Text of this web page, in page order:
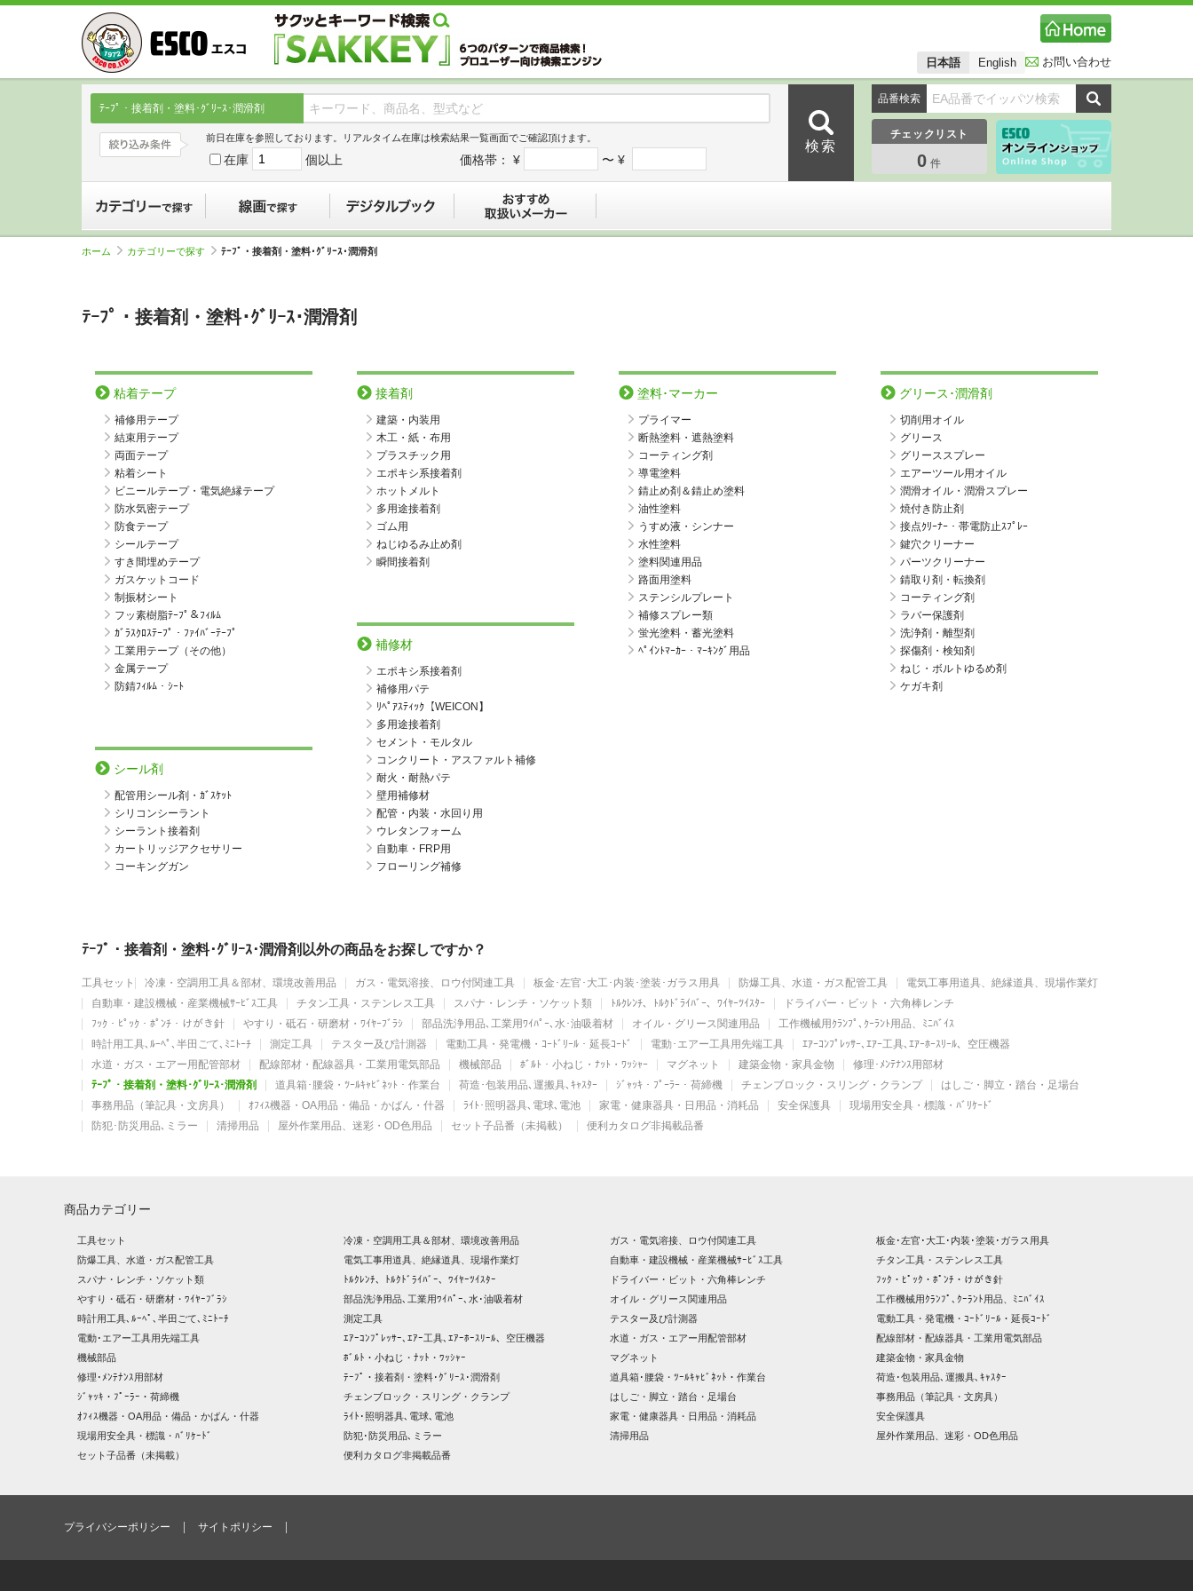
日本語 English お問い合わせ
ﾃｰﾌﾟ・接着剤・塗料･ｸﾞﾘｰｽ･潤滑剤
前日在庫を参照しております。リアルタイム在庫は検索結果一覧画面でご確認頂けます。
在庫 個以上 価格帯： ¥ 〜 ¥
品番検索
チェックリスト
0 件
ホーム カテゴリーで探す ﾃｰﾌﾟ・接着剤・塗料･ｸﾞﾘｰｽ･潤滑剤
ﾃｰﾌﾟ・接着剤・塗料･ｸﾞﾘｰｽ･潤滑剤
粘着テープ
補修用テープ
結束用テープ
両面テープ
粘着シート
ビニールテープ・電気絶縁テープ
防水気密テープ
防食テープ
シールテープ
すき間埋めテープ
ガスケットコード
制振材シート
フッ素樹脂ﾃｰﾌﾟ＆ﾌｨﾙﾑ
ｶﾞﾗｽｸﾛｽﾃｰﾌﾟ・ﾌｧｲﾊﾞｰﾃｰﾌﾟ
工業用テープ（その他）
金属テープ
防錆ﾌｨﾙﾑ・ｼｰﾄ
シール剤
配管用シール剤・ｶﾞｽｹｯﾄ
シリコンシーラント
シーラント接着剤
カートリッジアクセサリー
コーキングガン
接着剤
建築・内装用
木工・紙・布用
プラスチック用
エポキシ系接着剤
ホットメルト
多用途接着剤
ゴム用
ねじゆるみ止め剤
瞬間接着剤
補修材
エポキシ系接着剤
補修用パテ
ﾘﾍﾟｱｽﾃｨｯｸ【WEICON】
多用途接着剤
セメント・モルタル
コンクリート・アスファルト補修
耐火・耐熱パテ
壁用補修材
配管・内装・水回り用
ウレタンフォーム
自動車・FRP用
フローリング補修
塗料･マーカー
プライマー
断熱塗料・遮熱塗料
コーティング剤
導電塗料
錆止め剤＆錆止め塗料
油性塗料
うすめ液・シンナー
水性塗料
塗料関連用品
路面用塗料
ステンシルプレート
補修スプレー類
蛍光塗料・蓄光塗料
ﾍﾟｲﾝﾄﾏｰｶｰ・ﾏｰｷﾝｸﾞ用品
グリース･潤滑剤
切削用オイル
グリース
グリーススプレー
エアーツール用オイル
潤滑オイル・潤滑スプレー
焼付き防止剤
接点ｸﾘｰﾅｰ・帯電防止ｽﾌﾟﾚｰ
鍵穴クリーナー
パーツクリーナー
錆取り剤・転換剤
コーティング剤
ラバー保護剤
洗浄剤・離型剤
探傷剤・検知剤
ねじ・ボルトゆるめ剤
ケガキ剤
ﾃｰﾌﾟ・接着剤・塗料･ｸﾞﾘｰｽ･潤滑剤以外の商品をお探しですか？
工具セット 冷凍・空調用工具＆部材、環境改善用品 ガス・電気溶接、ロウ付関連工具 板金･左官･大工･内装･塗装･ガラス用具 防爆工具、水道・ガス配管工具
電気工事用道具、絶縁道具、現場作業灯
自動車・建設機械・産業機械ｻｰﾋﾞｽ工具
チタン工具・ステンレス工具 スパナ・レンチ・ソケット類 ﾄﾙｸﾚﾝﾁ、ﾄﾙｸﾄﾞﾗｲﾊﾞｰ、ﾜｲﾔｰﾂｲｽﾀｰ
ドライバー・ビット・六角棒レンチ
ﾌｯｸ・ﾋﾟｯｸ・ﾎﾟﾝﾁ・けがき針
やすり・砥石・研磨材・ﾜｲﾔｰﾌﾞﾗｼ 部品洗浄用品､工業用ﾜｲﾊﾟｰ､水･油吸着材 オイル・グリース関連用品
工作機械用ｸﾗﾝﾌﾟ､ｸｰﾗﾝﾄ用品、ﾐﾆﾊﾞｲｽ
時計用工具､ﾙｰﾍﾟ､半田ごて､ﾐﾆﾄｰﾁ
測定工具 テスター及び計測器 電動工具・発電機・ｺｰﾄﾞﾘｰﾙ・延長ｺｰﾄﾞ 電動･エアー工具用先端工具
ｴｱｰｺﾝﾌﾟﾚｯｻｰ､ｴｱｰ工具､ｴｱｰﾎｰｽﾘｰﾙ、空圧機器
水道・ガス・エアー用配管部材
配線部材・配線器具・工業用電気部品 機械部品 ﾎﾞﾙﾄ・小ねじ・ﾅｯﾄ・ﾜｯｼｬｰ マグネット 建築金物・家具金物
修理･ﾒﾝﾃﾅﾝｽ用部材
ﾃｰﾌﾟ・接着剤・塗料･ｸﾞﾘｰｽ･潤滑剤
道具箱･腰袋・ﾂｰﾙｷｬﾋﾞﾈｯﾄ・作業台 荷造･包装用品､運搬具､ｷｬｽﾀｰ ｼﾞｬｯｷ・ﾌﾟｰﾗｰ・荷締機 チェンブロック・スリング・クランプ
はしご・脚立・踏台・足場台
事務用品（筆記具・文房具）
ｵﾌｨｽ機器・OA用品・備品・かばん・什器 ﾗｲﾄ･照明器具､電球､電池 家電・健康器具・日用品・消耗品 安全保護具
現場用安全具・標識・ﾊﾞﾘｹｰﾄﾞ
防犯･防災用品､ミラー
清掃用品 屋外作業用品、迷彩・OD色用品 セット子品番（未掲載） 便利カタログ非掲載品番
商品カテゴリー
工具セット 冷凍・空調用工具＆部材、環境改善用品 ガス・電気溶接、ロウ付関連工具
板金･左官･大工･内装･塗装･ガラス用具
防爆工具、水道・ガス配管工具
電気工事用道具、絶縁道具、現場作業灯 自動車・建設機械・産業機械ｻｰﾋﾞｽ工具
チタン工具・ステンレス工具
スパナ・レンチ・ソケット類
ﾄﾙｸﾚﾝﾁ、ﾄﾙｸﾄﾞﾗｲﾊﾞｰ、ﾜｲﾔｰﾂｲｽﾀｰ ドライバー・ビット・六角棒レンチ
ﾌｯｸ・ﾋﾟｯｸ・ﾎﾟﾝﾁ・けがき針
やすり・砥石・研磨材・ﾜｲﾔｰﾌﾞﾗｼ
部品洗浄用品､工業用ﾜｲﾊﾟｰ､水･油吸着材 オイル・グリース関連用品
工作機械用ｸﾗﾝﾌﾟ､ｸｰﾗﾝﾄ用品、ﾐﾆﾊﾞｲｽ
時計用工具､ﾙｰﾍﾟ､半田ごて､ﾐﾆﾄｰﾁ
測定工具 テスター及び計測器
電動工具・発電機・ｺｰﾄﾞﾘｰﾙ・延長ｺｰﾄﾞ
電動･エアー工具用先端工具
ｴｱｰｺﾝﾌﾟﾚｯｻｰ､ｴｱｰ工具､ｴｱｰﾎｰｽﾘｰﾙ、空圧機器 水道・ガス・エアー用配管部材
配線部材・配線器具・工業用電気部品
機械部品
ﾎﾞﾙﾄ・小ねじ・ﾅｯﾄ・ﾜｯｼｬｰ マグネット
建築金物・家具金物
修理･ﾒﾝﾃﾅﾝｽ用部材
ﾃｰﾌﾟ・接着剤・塗料･ｸﾞﾘｰｽ･潤滑剤 道具箱･腰袋・ﾂｰﾙｷｬﾋﾞﾈｯﾄ・作業台
荷造･包装用品､運搬具､ｷｬｽﾀｰ
ｼﾞｬｯｷ・ﾌﾟｰﾗｰ・荷締機
チェンブロック・スリング・クランプ はしご・脚立・踏台・足場台
事務用品（筆記具・文房具）
ｵﾌｨｽ機器・OA用品・備品・かばん・什器
ﾗｲﾄ･照明器具､電球､電池 家電・健康器具・日用品・消耗品
安全保護具
現場用安全具・標識・ﾊﾞﾘｹｰﾄﾞ
防犯･防災用品､ミラー 清掃用品
屋外作業用品、迷彩・OD色用品
セット子品番（未掲載）
便利カタログ非掲載品番
プライバシーポリシー サイトポリシー